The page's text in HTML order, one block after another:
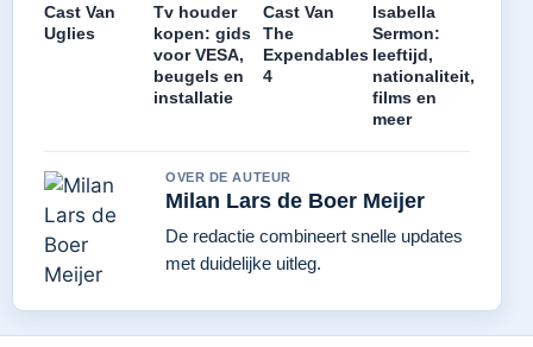
Cast Van
Uglies
Tv houder
kopen: gids
voor VESA,
beugels en
installatie
Cast Van
The
Expendables
4
Isabella
Sermon:
leeftijd,
nationaliteit,
films en
meer
OVER DE AUTEUR
Milan Lars de Boer Meijer
De redactie combineert snelle updates
met duidelijke uitleg.